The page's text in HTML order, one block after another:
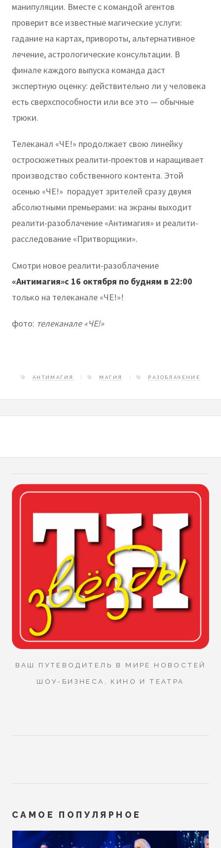
манипуляции. Вместе с командой агентов
проверит все известные магические услуги:
гадание на картах, привороты, альтернативное
лечение, астрологические консультации. В
финале каждого выпуска команда даст
экспертную оценку: действительно ли у человека
есть сверхспособности или все это — обычные
трюки.
Телеканал «ЧЕ!» продолжает свою линейку
остросюжетных реалити-проектов и наращивает
производство собственного контента. Этой
осенью «ЧЕ!» порадует зрителей сразу двумя
абсолютными премьерами: на экраны выходит
реалити-разоблачение «Антимагия» и реалити-
расследование «Притворщики».
Смотри новое реалити-разоблачение
«Антимагия»с 16 октября по будням в 22:00
только на телеканале «ЧЕ!»!
фото: телеканале «ЧЕ!»
АНТИМАГИЯ МАГИЯ РАЗОБЛАЧЕНИЕ
ВАШ ПУТЕВОДИТЕЛЬ В МИРЕ НОВОСТЕЙ
ШОУ-БИЗНЕСА, КИНО И ТЕАТРА
САМОЕ ПОПУЛЯРНОЕ